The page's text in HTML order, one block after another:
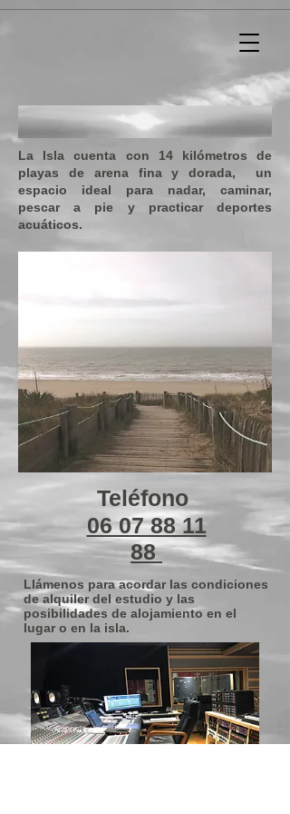
La Isla cuenta con 14 kilómetros de
playas de arena fina y dorada,
un
espacio ideal para nadar, caminar,
pescar a pie y practicar deportes
acuáticos.
Teléfono
06 07 88 11
88
Llámenos para acordar las condiciones
de alquiler del estudio y las
posibilidades de alojamiento en el
lugar o en la isla.